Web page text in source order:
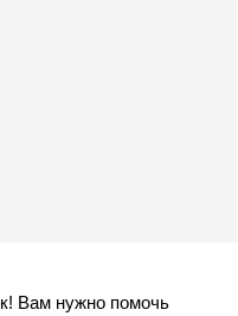
Вам нужно помочь